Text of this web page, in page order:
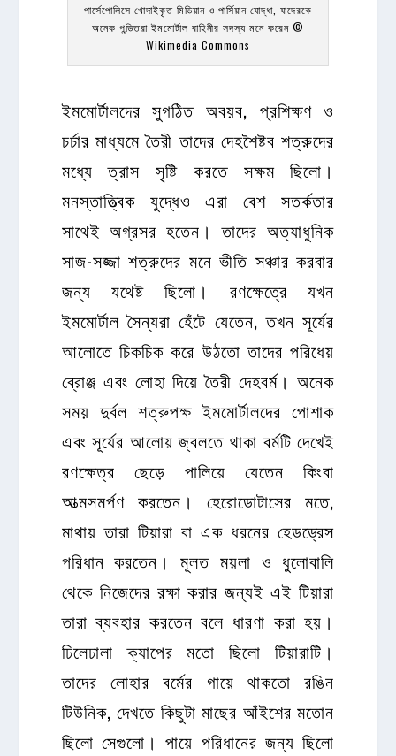
পার্সেপোলিসে খোদাইকৃত মিডিয়ান ও পার্সিয়ান যোদ্ধা, যাদেরকে
অনেক পন্ডিতরা ইমমোর্টাল বাহিনীর সদস্য মনে করেন ©
Wikimedia Commons
ইমমোর্টালদের সুগঠিত অবয়ব, প্রশিক্ষণ ও
চর্চার মাধ্যমে তৈরী তাদের দেহশৈষ্টব শত্রুদের
মধ্যে ত্রাস সৃষ্টি করতে সক্ষম ছিলো।
মনস্তাত্ত্বিক যুদ্ধেও এরা বেশ সতর্কতার
সাথেই অগ্রসর হতেন। তাদের অত্যাধুনিক
সাজ-সজ্জা শত্রুদের মনে ভীতি সঞ্চার করবার
জন্য যথেষ্ট ছিলো। রণক্ষেত্রে যখন
ইমমোর্টাল সৈন্যরা হেঁটে যেতেন, তখন সূর্যের
আলোতে চিকচিক করে উঠতো তাদের পরিধেয়
ব্রোঞ্জ এবং লোহা দিয়ে তৈরী দেহবর্ম। অনেক
সময় দুর্বল শত্রুপক্ষ ইমমোর্টালদের পোশাক
এবং সূর্যের আলোয় জ্বলতে থাকা বর্মটি দেখেই
রণক্ষেত্র ছেড়ে পালিয়ে যেতেন কিংবা
আত্মসমর্পণ করতেন। হেরোডোটাসের মতে,
মাথায় তারা টিয়ারা বা এক ধরনের হেডড্রেস
পরিধান করতেন। মূলত ময়লা ও ধুলোবালি
থেকে নিজেদের রক্ষা করার জন্যই এই টিয়ারা
তারা ব্যবহার করতেন বলে ধারণা করা হয়।
ঢিলেঢালা ক্যাপের মতো ছিলো টিয়ারাটি।
তাদের লোহার বর্মের গায়ে থাকতো রঙিন
টিউনিক, দেখতে কিছুটা মাছের আঁইশের মতোন
ছিলো সেগুলো। পায়ে পরিধানের জন্য ছিলো